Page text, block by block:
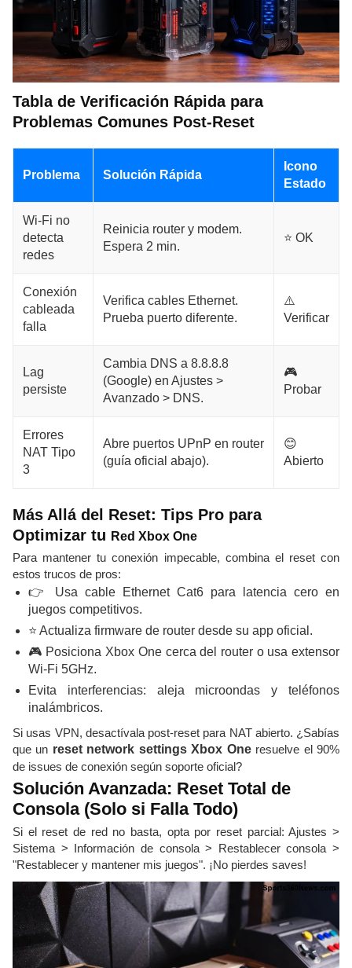
Tabla de Verificación Rápida para
Problemas Comunes Post-Reset
Problema Solución Rápida
Icono
Estado
Wi-Fi no
detecta
redes
Reinicia router y modem.
Espera 2 min.
⭐ OK
Conexión
cableada
falla
Verifica cables Ethernet.
Prueba puerto diferente.
⚠️
Verificar
Lag
persiste
Cambia DNS a 8.8.8.8
(Google) en Ajustes >
Avanzado > DNS.
🎮
Probar
Errores
NAT Tipo
3
Abre puertos UPnP en router
(guía oficial abajo).
😊
Abierto
Más Allá del Reset: Tips Pro para
Optimizar tu Red Xbox One
Para mantener tu conexión impecable, combina el reset con
estos trucos de pros:
👉 Usa cable Ethernet Cat6 para latencia cero en
juegos competitivos.
⭐ Actualiza firmware de router desde su app oficial.
🎮 Posiciona Xbox One cerca del router o usa extensor
Wi-Fi 5GHz.
Evita interferencias: aleja microondas y teléfonos
inalámbricos.
Si usas VPN, desactívala post-reset para NAT abierto. ¿Sabías
que un reset network settings Xbox Oneresuelve el 90%
de issues de conexión según soporte oficial?
Solución Avanzada: Reset Total de
Consola (Solo si Falla Todo)
Si el reset de red no basta, opta por reset parcial: Ajustes >
Sistema > Información de consola > Restablecer consola >
"Restablecer y mantener mis juegos". ¡No pierdes saves!